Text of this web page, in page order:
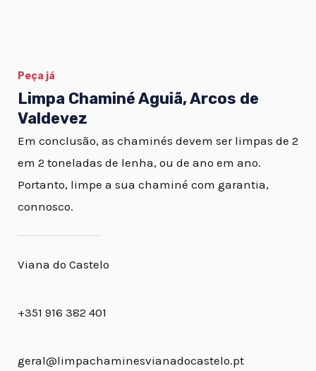
Peça já
Limpa Chaminé Aguiã, Arcos de
Valdevez
Em conclusão, as chaminés devem ser limpas de 2
em 2 toneladas de lenha, ou de ano em ano.
Portanto, limpe a sua chaminé com garantia,
connosco.
Viana do Castelo
+351 916 382 401
geral@limpachaminesvianadocastelo.pt